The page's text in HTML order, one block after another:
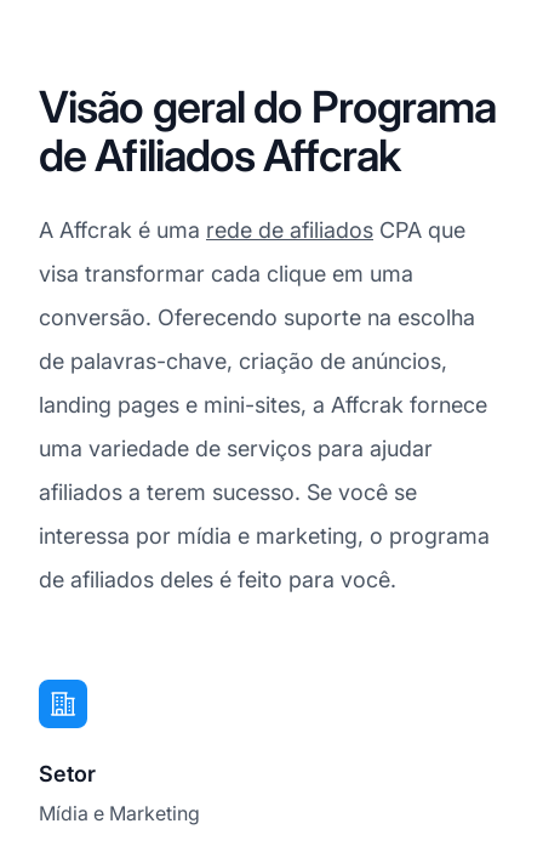
Visão geral do Programa
de Afiliados Affcrak
A Affcrak é uma rede de afiliados CPA que
visa transformar cada clique em uma
conversão. Oferecendo suporte na escolha
de palavras-chave, criação de anúncios,
landing pages e mini-sites, a Affcrak fornece
uma variedade de serviços para ajudar
afiliados a terem sucesso. Se você se
interessa por mídia e marketing, o programa
de afiliados deles é feito para você.
Setor
Mídia e Marketing